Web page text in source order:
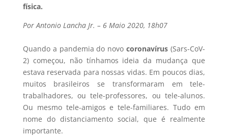
física.
Por Antonio Lancha Jr. – 6 Maio 2020, 18h07
Quando a pandemia do novocoronavírus (Sars-CoV-
2) começou, não tínhamos ideia da mudança que
estava reservada para nossas vidas. Em poucos dias,
muitos brasileiros se transformaram em tele-
trabalhadores, ou tele-professores, ou tele-alunos.
Ou mesmo tele-amigos e tele-familiares. Tudo em
nome do distanciamento social, que é realmente
importante.